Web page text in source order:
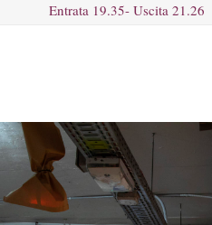
Entrata 19.35- Uscita 21.26